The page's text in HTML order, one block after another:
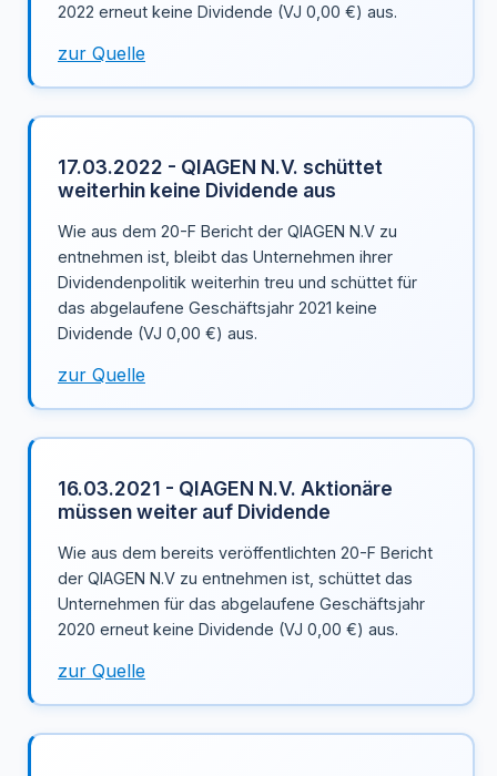
2022 erneut keine Dividende (VJ 0,00 €) aus.
zur Quelle
17.03.2022 - QIAGEN N.V. schüttet
weiterhin keine Dividende aus
Wie aus dem 20-F Bericht der QIAGEN N.V zu
entnehmen ist, bleibt das Unternehmen ihrer
Dividendenpolitik weiterhin treu und schüttet für
das abgelaufene Geschäftsjahr 2021 keine
Dividende (VJ 0,00 €) aus.
zur Quelle
16.03.2021 - QIAGEN N.V. Aktionäre
müssen weiter auf Dividende
Wie aus dem bereits veröffentlichten 20-F Bericht
der QIAGEN N.V zu entnehmen ist, schüttet das
Unternehmen für das abgelaufene Geschäftsjahr
2020 erneut keine Dividende (VJ 0,00 €) aus.
zur Quelle